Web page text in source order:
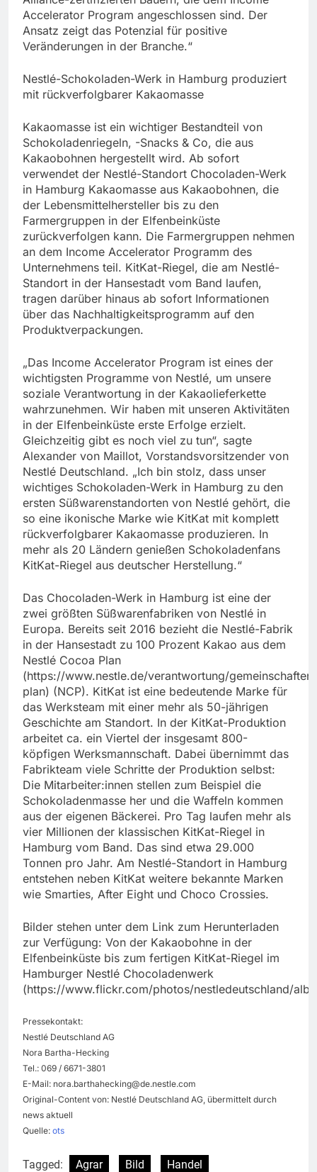
Accelerator Program angeschlossen sind. Der
Ansatz zeigt das Potenzial für positive
Veränderungen in der Branche.“
Nestlé-Schokoladen-Werk in Hamburg produziert
mit rückverfolgbarer Kakaomasse
Kakaomasse ist ein wichtiger Bestandteil von
Schokoladenriegeln, -Snacks & Co, die aus
Kakaobohnen hergestellt wird. Ab sofort
verwendet der Nestlé-Standort Chocoladen-Werk
in Hamburg Kakaomasse aus Kakaobohnen, die
der Lebensmittelhersteller bis zu den
Farmergruppen in der Elfenbeinküste
zurückverfolgen kann. Die Farmergruppen nehmen
an dem Income Accelerator Programm des
Unternehmens teil. KitKat-Riegel, die am Nestlé-
Standort in der Hansestadt vom Band laufen,
tragen darüber hinaus ab sofort Informationen
über das Nachhaltigkeitsprogramm auf den
Produktverpackungen.
„Das Income Accelerator Program ist eines der
wichtigsten Programme von Nestlé, um unsere
soziale Verantwortung in der Kakaolieferkette
wahrzunehmen. Wir haben mit unseren Aktivitäten
in der Elfenbeinküste erste Erfolge erzielt.
Gleichzeitig gibt es noch viel zu tun“, sagte
Alexander von Maillot, Vorstandsvorsitzender von
Nestlé Deutschland. „Ich bin stolz, dass unser
wichtiges Schokoladen-Werk in Hamburg zu den
ersten Süßwarenstandorten von Nestlé gehört, die
so eine ikonische Marke wie KitKat mit komplett
rückverfolgbarer Kakaomasse produzieren. In
mehr als 20 Ländern genießen Schokoladenfans
KitKat-Riegel aus deutscher Herstellung.“
Das Chocoladen-Werk in Hamburg ist eine der
zwei größten Süßwarenfabriken von Nestlé in
Europa. Bereits seit 2016 bezieht die Nestlé-Fabrik
in der Hansestadt zu 100 Prozent Kakao aus dem
Nestlé Cocoa Plan
(https://www.nestle.de/verantwortung/
plan) (NCP). KitKat ist eine bedeutende Marke für
das Werksteam mit einer mehr als 50-jährigen
Geschichte am Standort. In der KitKat-Produktion
arbeitet ca. ein Viertel der insgesamt 800-
köpfigen Werksmannschaft. Dabei übernimmt das
Fabrikteam viele Schritte der Produktion selbst:
Die Mitarbeiter:innen stellen zum Beispiel die
Schokoladenmasse her und die Waffeln kommen
aus der eigenen Bäckerei. Pro Tag laufen mehr als
vier Millionen der klassischen KitKat-Riegel in
Hamburg vom Band. Das sind etwa 29.000
Tonnen pro Jahr. Am Nestlé-Standort in Hamburg
entstehen neben KitKat weitere bekannte Marken
wie Smarties, After Eight und Choco Crossies.
Bilder stehen unter dem Link zum Herunterladen
zur Verfügung: Von der Kakaobohne in der
Elfenbeinküste bis zum fertigen KitKat-Riegel im
Hamburger Nestlé Chocoladenwerk
(https://www.flickr.com/photos/nestledeutschland/
Pressekontakt:
Nestlé Deutschland AG
Nora Bartha-Hecking
Tel.: 069 / 6671-3801
E-Mail: nora.barthahecking@de.nestle.com
Original-Content von: Nestlé Deutschland AG, übermittelt durch
news aktuell
Quelle: ots
Tagged: Agrar Bild
Handel